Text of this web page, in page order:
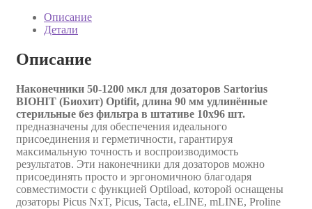
Описание
Детали
Описание
Наконечники 50-1200 мкл для дозаторов Sartorius
BIOHIT (Биохит) Optifit, длина 90 мм удлинённые
стерильные без фильтра в штативе 10х96 шт.
предназначены для обеспечения идеального
присоединения и герметичности, гарантируя
максимальную точность и воспроизводимость
результатов. Эти наконечники для дозаторов можно
присоединять просто и эргономичною благодаря
совместимости с функцией Optiload, которой оснащены
дозаторы Picus NxT, Picus, Tacta, eLINE, mLINE, Proline